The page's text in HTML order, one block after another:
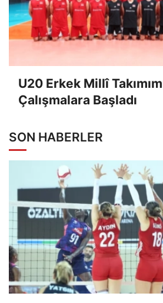
U20 Erkek Millî
Çalışmalara Başladı
SON HABERLER